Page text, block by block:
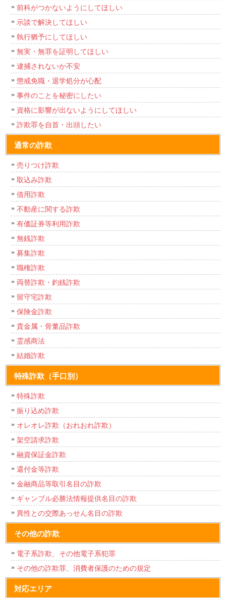
前科がつかないようにしてほしい
示談で解決してほしい
執行猶予にしてほしい
無実・無罪を証明してほしい
逮捕されないか不安
懲戒免職・退学処分が心配
事件のことを秘密にしたい
資格に影響が出ないようにしてほしい
詐欺罪を自首・出頭したい
通常の詐欺
売りつけ詐欺
取込み詐欺
借用詐欺
不動産に関する詐欺
有価証券等利用詐欺
無銭詐欺
募集詐欺
職権詐欺
両替詐欺・釣銭詐欺
留守宅詐欺
保険金詐欺
貴金属・骨董品詐欺
霊感商法
結婚詐欺
特殊詐欺（手口別）
特殊詐欺
振り込め詐欺
オレオレ詐欺（おれおれ詐欺）
架空請求詐欺
融資保証金詐欺
還付金等詐欺
金融商品等取引名目の詐欺
ギャンブル必勝法情報提供名目の詐欺
異性との交際あっせん名目の詐欺
その他の詐欺
電子系詐欺、その他電子系犯罪
その他の詐欺罪、消費者保護のための規定
対応エリア